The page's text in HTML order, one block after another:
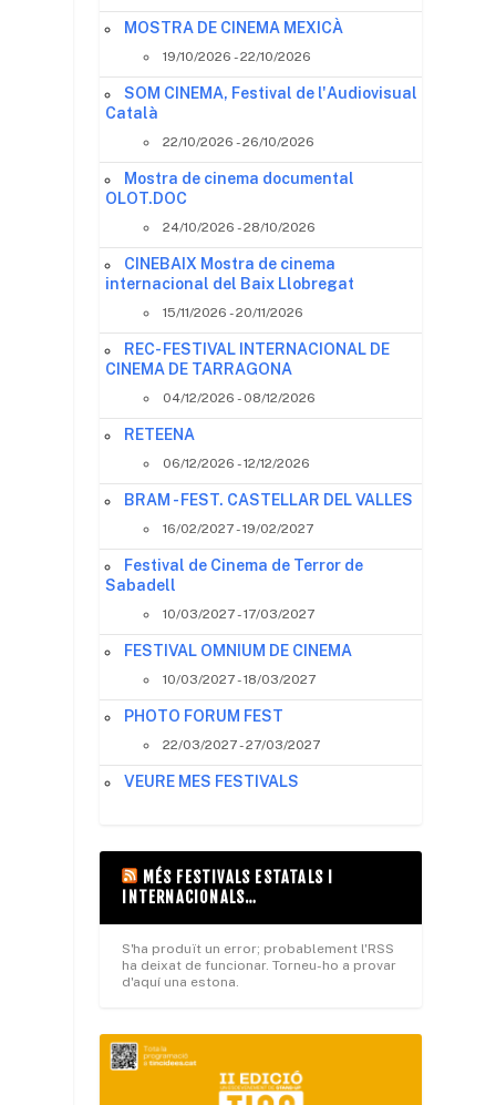
MOSTRA DE CINEMA MEXICÀ
19/10/2026 - 22/10/2026
SOM CINEMA, Festival de l'Audiovisual
Català
22/10/2026 - 26/10/2026
Mostra de cinema documental
OLOT.DOC
24/10/2026 - 28/10/2026
CINEBAIX Mostra de cinema
internacional del Baix Llobregat
15/11/2026 - 20/11/2026
REC- FESTIVAL INTERNACIONAL DE
CINEMA DE TARRAGONA
04/12/2026 - 08/12/2026
RETEENA
06/12/2026 - 12/12/2026
BRAM - FEST. CASTELLAR DEL VALLES
16/02/2027 - 19/02/2027
Festival de Cinema de Terror de
Sabadell
10/03/2027 - 17/03/2027
FESTIVAL OMNIUM DE CINEMA
10/03/2027 - 18/03/2027
PHOTO FORUM FEST
22/03/2027 - 27/03/2027
VEURE MES FESTIVALS
MÉS FESTIVALS ESTATALS I
INTERNACIONALS…
S'ha produït un error; probablement l'RSS
ha deixat de funcionar. Torneu-ho a provar
d'aquí una estona.